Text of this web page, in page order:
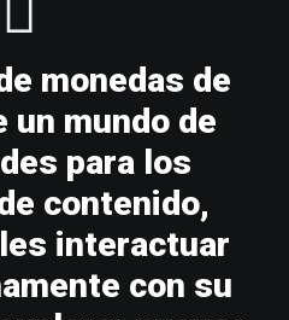
monedas de
un mundo de
para los
contenido,
interactuar
con su